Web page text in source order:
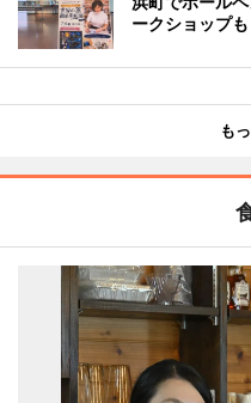
ークショップも
も